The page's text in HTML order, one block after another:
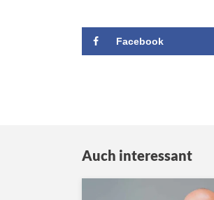
Facebook
Auch interessant